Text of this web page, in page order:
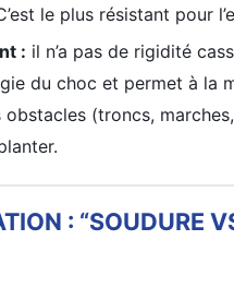
le plus résistant pour
: il n’a pas de rigidité
du choc et permet à la
obstacles (troncs,
: “SOUDURE